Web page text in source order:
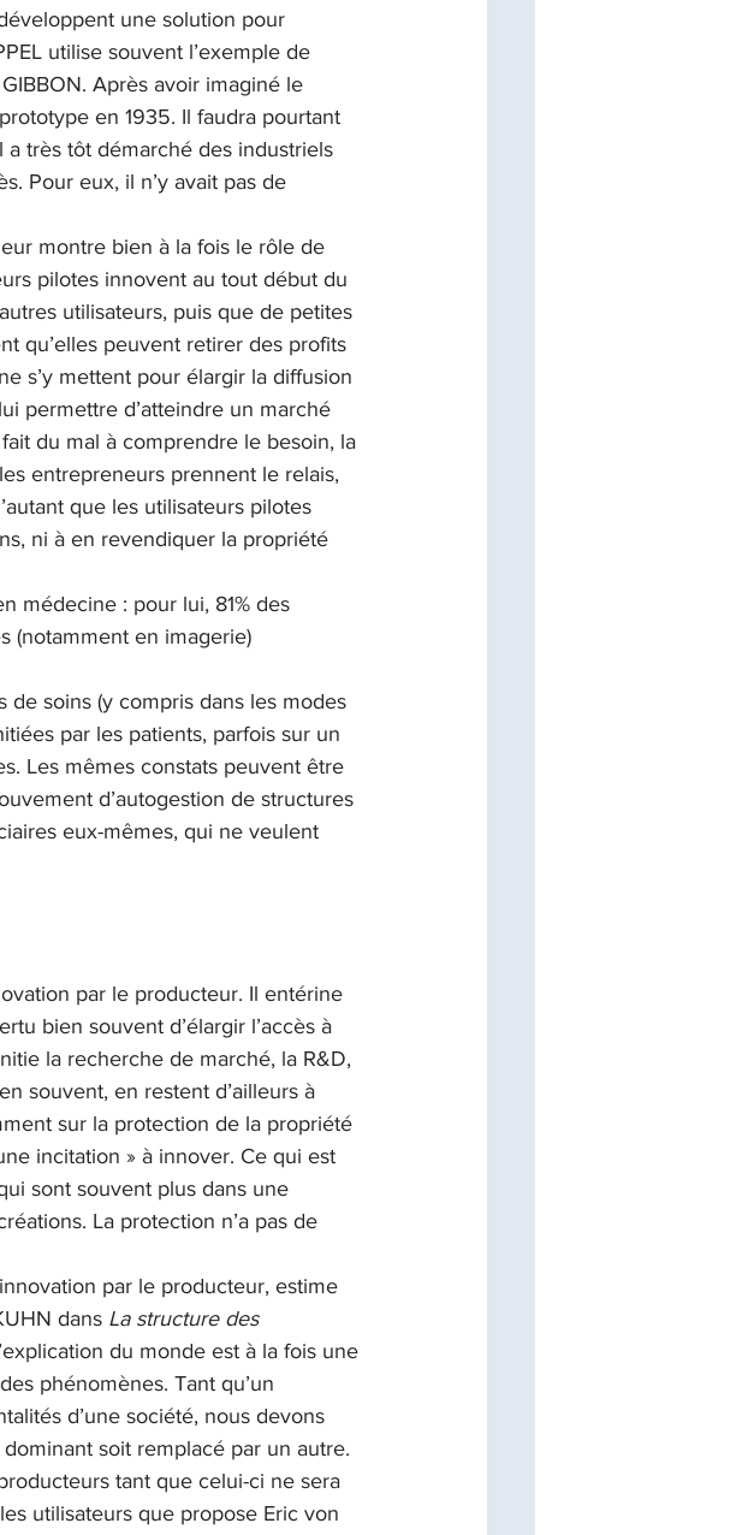
une solution pour
utilise souvent l’exemple de
Après avoir imaginé le
en 1935. Il faudra pourtant
a très tôt démarché des industriels
Pour eux, il n’y avait pas de
montre bien à la fois le rôle de
pilotes innovent au tout début du
utilisateurs, puis que de petites
qu’elles peuvent retirer des profits
s’y mettent pour élargir la diffusion
permettre d’atteindre un marché
du mal à comprendre le besoin, la
entrepreneurs prennent le relais,
que les utilisateurs pilotes
ni à en revendiquer la propriété
médecine : pour lui, 81% des
(notamment en imagerie)
soins (y compris dans les modes
par les patients, parfois sur un
Les mêmes constats peuvent être
d’autogestion de structures
eux-mêmes, qui ne veulent
par le producteur. Il entérine
bien souvent d’élargir l’accès à
la recherche de marché, la R&D,
souvent, en restent d’ailleurs à
sur la protection de la propriété
incitation » à innover. Ce qui est
sont souvent plus dans une
La protection n’a pas de
par le producteur, estime
dans La structure des
du monde est à la fois une
phénomènes. Tant qu’un
d’une société, nous devons
soit remplacé par un autre.
tant que celui-ci ne sera
utilisateurs que propose Eric von